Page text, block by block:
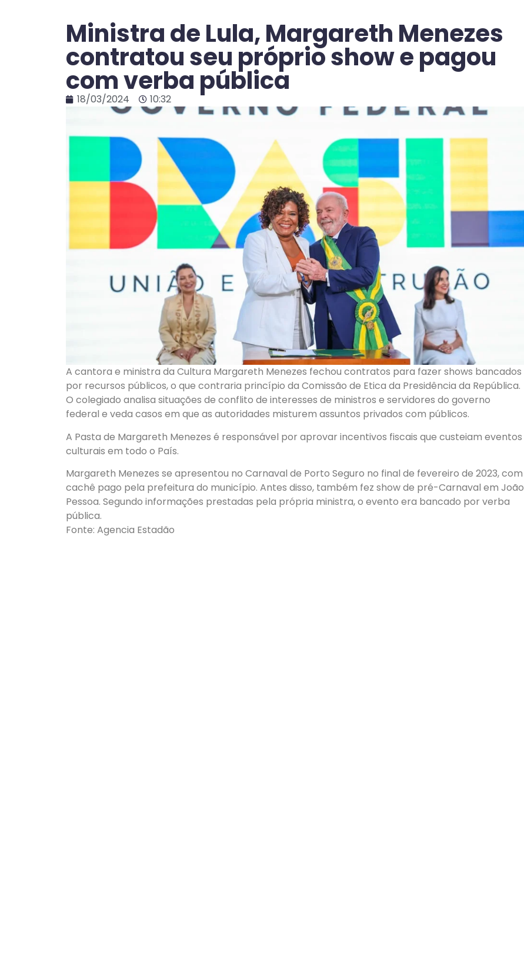
Ministra de Lula, Margareth Menezes
contratou seu próprio show e pagou
com verba pública
18/03/2024 10:32
A cantora e ministra da Cultura Margareth Menezes fechou contratos para fazer shows bancados
por recursos públicos, o que contraria princípio da Comissão de Etica da Presidência da República.
O colegiado analisa situações de conflito de interesses de ministros e servidores do governo
federal e veda casos em que as autoridades misturem assuntos privados com públicos.
A Pasta de Margareth Menezes é responsável por aprovar incentivos fiscais que custeiam eventos
culturais em todo o País.
Margareth Menezes se apresentou no Carnaval de Porto Seguro no final de fevereiro de 2023, com
cachê pago pela prefeitura do município. Antes disso, também fez show de pré-Carnaval em João
Pessoa. Segundo informações prestadas pela própria ministra, o evento era bancado por verba
pública.
Fonte: Agencia Estadão